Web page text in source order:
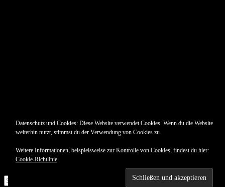
Suche
Datenschutz und Cookies: Diese Website verwendet Cookies. Wenn du die Website
weiterhin nutzt, stimmst du der Verwendung von Cookies zu.
Weitere Informationen, beispielsweise zur Kontrolle von Cookies, findest du hier:
Cookie-Richtlinie